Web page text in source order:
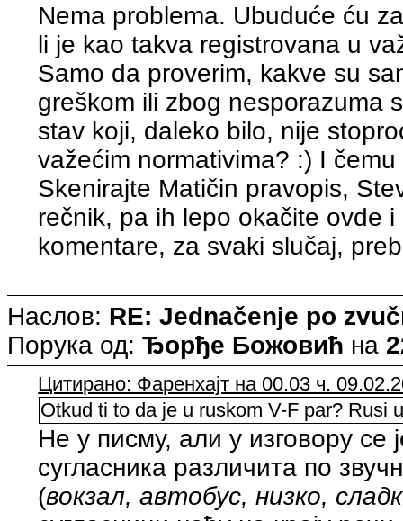
Nema problema. Ubuduće ću
li je kao takva registrovana u
Samo da proverim, kakve su
greškom ili zbog nesporazuma
stav koji, daleko bilo, nije
važećim normativima? :) I
Skenirajte Matičin pravopis,
rečnik, pa ih lepo okačite ovde
komentare, za svaki slučaj,
Наслов: RE: Jednačenje po
Порука од: Ђорђе Божовић на
Цитирано: Фаренхајт на 00.03 ч.
Otkud ti to da je u ruskom V-F par? Rusi
Не у писму, али у изговору
сугласника различита по
(вокзал, автобус, низко,